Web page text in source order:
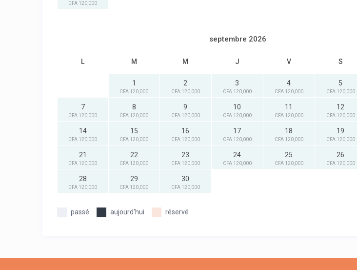
CFA 120,000
septembre 2026
L M M J V S
1
CFA 120,000
2
CFA 120,000
3
CFA 120,000
4
CFA 120,000
5
CFA 120,000
7
CFA 120,000
8
CFA 120,000
9
CFA 120,000
10
CFA 120,000
11
CFA 120,000
12
CFA 120,000
14
CFA 120,000
15
CFA 120,000
16
CFA 120,000
17
CFA 120,000
18
CFA 120,000
19
CFA 120,000
21
CFA 120,000
22
CFA 120,000
23
CFA 120,000
24
CFA 120,000
25
CFA 120,000
26
CFA 120,000
28
CFA 120,000
29
CFA 120,000
30
CFA 120,000
passé aujourd'hui réservé